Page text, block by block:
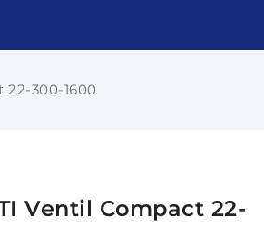
22-300-1600
Ventil Compact 22-